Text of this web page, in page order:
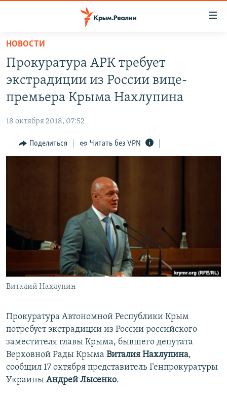
Вернуться
основному
содержанию
Вернутся
главной
навигации
Вернутся
СПЕЦПРОЕКТЫ
11 ЛЕТ ОККУПАЦИИ КРЫМА. 11 ИСТОРИЙ СОПРОТИВЛЕНИЯ
ЕЩЕ
ИНТЕРАКТИВ
ТЕЛЕПРОЕКТ КРЫМ.РЕАЛИИ
СОВЕТЫ ПРАВОЗАЩИТНИКОВ
ПРОПАВШИЕ БЕЗ ВЕСТИ
ПОБЕДИТЕЛЕЙ НЕ СУДЯТ?
КРЫМ.НЕПОКОРЕННЫЙ
ELIFBE
УКРАИНСКАЯ ПРОБЛЕМА КРЫМА
РАДІО СВОБОДА
ПРИСОЕДИНЯЙТЕСЬ!
НОВОСТИ
Прокуратура АРК требует
экстрадиции из России вице-
премьера Крыма Нахлупина
18 октября 2018, 07:52
Поделиться Читать без VPN
Виталий Нахлупин
Прокуратура Автономной Республики Крым
потребует экстрадиции из России российского
заместителя главы Крыма, бывшего депутата
Верховной Рады Крыма Виталия Нахлупина,
сообщил 17 октября представитель Генпрокуратуры
Украины Андрей Лысенко.